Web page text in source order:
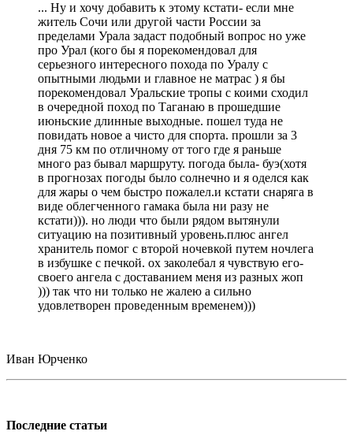
... Ну и хочу добавить к этому кстати- если мне
житель Сочи или другой части России за
пределами Урала задаст подобный вопрос но уже
про Урал (кого бы я порекомендовал для
серьезного интересного похода по Уралу с
опытными людьми и главное не матрас ) я бы
порекомендовал Уральские тропы с коими сходил
в очередной поход по Таганаю в прошедшие
июньские длинные выходные. пошел туда не
повидать новое а чисто для спорта. прошли за 3
дня 75 км по отличному от того где я раньше
много раз бывал маршруту. погода была- буэ(хотя
в прогнозах погоды было солнечно и я оделся как
для жары о чем быстро пожалел.и кстати снаряга в
виде облегченного гамака была ни разу не
кстати))). но люди что были рядом вытянули
ситуацию на позитивный уровень.плюс ангел
хранитель помог с второй ночевкой путем ночлега
в избушке с печкой. ох заколебал я чувствую его-
своего ангела с доставанием меня из разных жоп
))) так что ни только не жалею а сильно
удовлетворен проведенным временем)))
Иван Юрченко
Последние статьи